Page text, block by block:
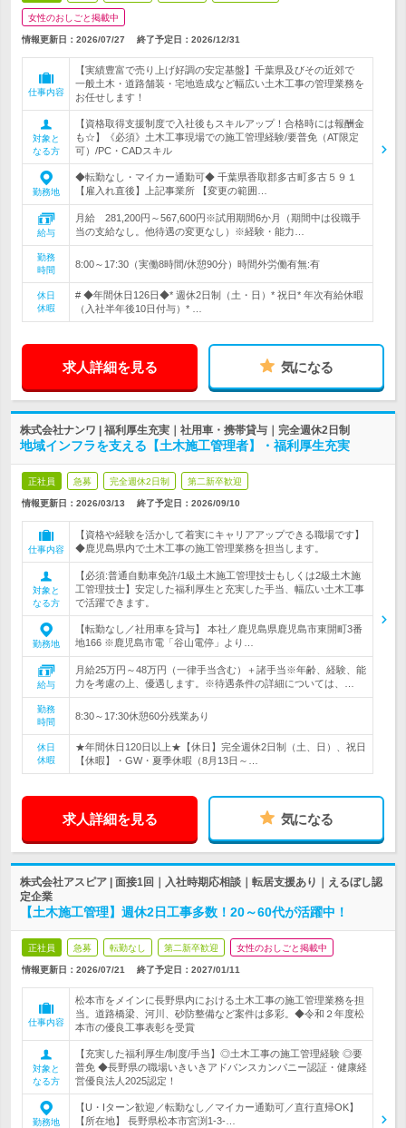
女性のおしごと掲載中
情報更新日：2026/07/27 終了予定日： 2026/12/31
仕事内容
【実績豊富で売り上げ好調の安定基盤】千葉県及びその近郊で
一般土木・道路舗装・宅地造成など幅広い土木工事の管理業務を
お任せします！
対象と
なる方
【資格取得支援制度で入社後もスキルアップ！合格時には報酬金
も☆】《必須》土木工事現場での施工管理経験/要普免（AT限定
可）/PC・CADスキル
勤務地
◆転勤なし・マイカー通勤可◆ 千葉県香取郡多古町多古５９１
【雇入れ直後】上記事業所 【変更の範囲…
給与
月給 281,200円～567,600円※試用期間6か月（期間中は役職手
当の支給なし。他待遇の変更なし）※経験・能力…
勤務
時間
8:00～17:30（実働8時間/休憩90分）時間外労働有無:有
休日
休暇
# ◆年間休日126日◆* 週休2日制（土・日）* 祝日* 年次有給休暇
（入社半年後10日付与）* …
求人詳細を見る 気になる
株式会社ナンワ | 福利厚生充実｜社用車・携帯貸与｜完全週休2日制
地域インフラを支える【土木施工管理者】・福利厚生充実
正社員 急募 完全週休2日制 第二新卒歓迎
情報更新日：2026/03/13 終了予定日： 2026/09/10
仕事内容
【資格や経験を活かして着実にキャリアアップできる職場です】
◆鹿児島県内で土木工事の施工管理業務を担当します。
対象と
なる方
【必須:普通自動車免許/1級土木施工管理技士もしくは2級土木施
工管理技士】安定した福利厚生と充実した手当、幅広い土木工事
で活躍できます。
勤務地
【転勤なし／社用車を貸与】 本社／鹿児島県鹿児島市東開町3番
地166 ※鹿児島市電「谷山電停」より…
給与
月給25万円～48万円（一律手当含む）＋諸手当※年齢、経験、能
力を考慮の上、優遇します。※待遇条件の詳細については、…
勤務
時間
8:30～17:30休憩60分残業あり
休日
休暇
★年間休日120日以上★【休日】完全週休2日制（土、日）、祝日
【休暇】・GW・夏季休暇（8月13日～…
求人詳細を見る 気になる
株式会社アスピア | 面接1回｜入社時期応相談｜転居支援あり｜えるぼし認
定企業
【土木施工管理】週休2日工事多数！20～60代が活躍中！
正社員 急募 転勤なし 第二新卒歓迎 女性のおしごと掲載中
情報更新日：2026/07/21 終了予定日： 2027/01/11
仕事内容
松本市をメインに長野県内における土木工事の施工管理業務を担
当。道路橋梁、河川、砂防整備など案件は多彩。◆令和２年度松
本市の優良工事表彰を受賞
対象と
なる方
【充実した福利厚生/制度/手当】◎土木工事の施工管理経験 ◎要
普免 ◆長野県の職場いきいきアドバンスカンパニー認証・健康経
営優良法人2025認定！
勤務地
【U・Iターン歓迎／転勤なし／マイカー通勤可／直行直帰OK】
【所在地】 長野県松本市宮渕1-3-…